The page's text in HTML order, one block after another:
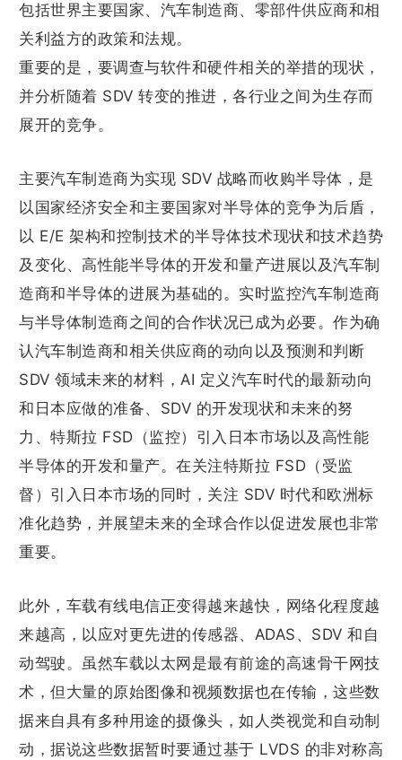
包括世界主要国家、汽车制造商、零部件供应商和相
关利益方的政策和法规。
重要的是，要调查与软件和硬件相关的举措的现状，
并分析随着 SDV 转变的推进，各行业之间为生存而
展开的竞争。
主要汽车制造商为实现 SDV 战略而收购半导体，是
以国家经济安全和主要国家对半导体的竞争为后盾，
以 E/E 架构和控制技术的半导体技术现状和技术趋势
及变化、高性能半导体的开发和量产进展以及汽车制
造商和半导体的进展为基础的。实时监控汽车制造商
与半导体制造商之间的合作状况已成为必要。作为确
认汽车制造商和相关供应商的动向以及预测和判断
SDV 领域未来的材料，AI 定义汽车时代的最新动向
和日本应做的准备、SDV 的开发现状和未来的努
力、特斯拉 FSD（监控）引入日本市场以及高性能
半导体的开发和量产。在关注特斯拉 FSD（受监
督）引入日本市场的同时，关注 SDV 时代和欧洲标
准化趋势，并展望未来的全球合作以促进发展也非常
重要。
此外，车载有线电信正变得越来越快，网络化程度越
来越高，以应对更先进的传感器、ADAS、SDV 和自
动驾驶。虽然车载以太网是最有前途的高速骨干网技
术，但大量的原始图像和视频数据也在传输，这些数
据来自具有多种用途的摄像头，如人类视觉和自动制
动，据说这些数据暂时要通过基于 LVDS 的非对称高